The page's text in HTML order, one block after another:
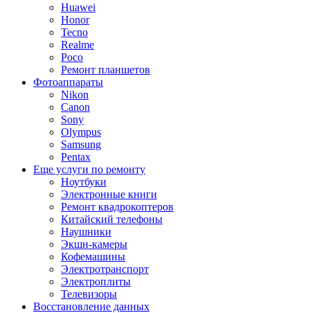
Huawei
Honor
Tecno
Realme
Poco
Ремонт планшетов
Фотоаппараты
Nikon
Canon
Sony
Olympus
Samsung
Pentax
Еще услуги по ремонту
Ноутбуки
Электронные книги
Ремонт квадрокоптеров
Китайский телефоны
Наушники
Экшн-камеры
Кофемашины
Электротранспорт
Электроплиты
Телевизоры
Восстановление данных